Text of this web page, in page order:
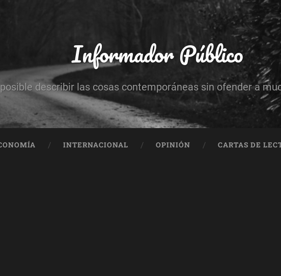
Informador Público
describir las cosas contemporáneas sin ofender a
INTERNACIONAL OPINIÓN CARTAS DE